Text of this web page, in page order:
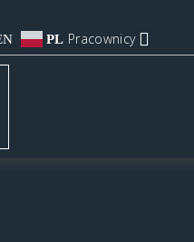
PL Pracownicy